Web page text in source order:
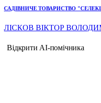
САДІВНИЧЕ ТОВАРИСТВО
ЛІСКОВ ВІКТОР
Відкрити AI-помічника